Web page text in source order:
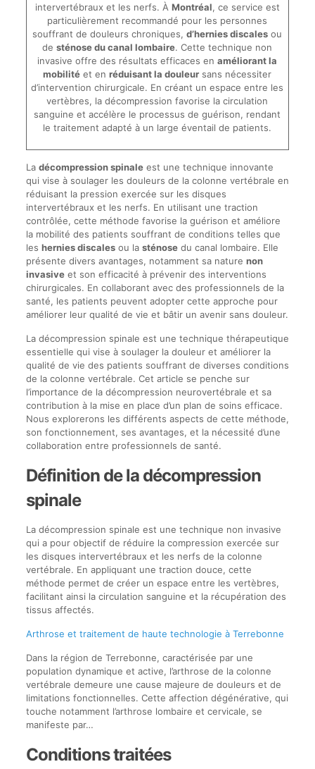
intervertébraux et les nerfs. À Montréal, ce service est
particulièrement recommandé pour les personnes
souffrant de douleurs chroniques,d’hernies discales ou
desténose du canal lombaire. Cette technique non
invasive offre des résultats efficaces enaméliorant la
mobilité et enréduisant la douleur sans nécessiter
d’intervention chirurgicale. En créant un espace entre les
vertèbres, la décompression favorise la circulation
sanguine et accélère le processus de guérison, rendant
le traitement adapté à un large éventail de patients.
La décompression spinaleest une technique innovante
qui vise à soulager les douleurs de la colonne vertébrale en
réduisant la pression exercée sur les disques
intervertébraux et les nerfs. En utilisant une traction
contrôlée, cette méthode favorise la guérison et améliore
la mobilité des patients souffrant de conditions telles que
les hernies discalesou la sténosedu canal lombaire. Elle
présente divers avantages, notamment sa nature non
invasiveet son efficacité à prévenir des interventions
chirurgicales. En collaborant avec des professionnels de la
santé, les patients peuvent adopter cette approche pour
améliorer leur qualité de vie et bâtir un avenir sans douleur.
La décompression spinale est une technique thérapeutique
essentielle qui vise à soulager la douleur et améliorer la
qualité de vie des patients souffrant de diverses conditions
de la colonne vertébrale. Cet article se penche sur
l’importance de la décompression neurovertébrale et sa
contribution à la mise en place d’un plan de soins efficace.
Nous explorerons les différents aspects de cette méthode,
son fonctionnement, ses avantages, et la nécessité d’une
collaboration entre professionnels de santé.
Définition de la décompression
spinale
La décompression spinale est une technique non invasive
qui a pour objectif de réduire la compression exercée sur
les disques intervertébraux et les nerfs de la colonne
vertébrale. En appliquant une traction douce, cette
méthode permet de créer un espace entre les vertèbres,
facilitant ainsi la circulation sanguine et la récupération des
tissus affectés.
Arthrose et traitement de haute technologie à Terrebonne
Dans la région de Terrebonne, caractérisée par une
population dynamique et active, l’arthrose de la colonne
vertébrale demeure une cause majeure de douleurs et de
limitations fonctionnelles. Cette affection dégénérative, qui
touche notamment l’arthrose lombaire et cervicale, se
manifeste par…
Conditions traitées